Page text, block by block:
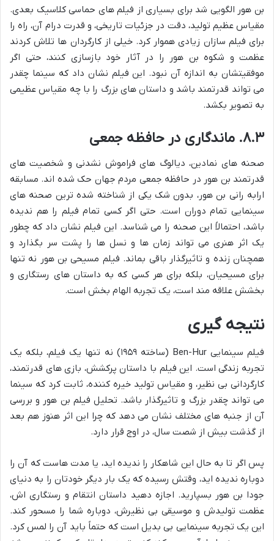
بن هور الگویی شد برای بسیاری از فیلم های حماسی کلاسیک بعدی.
مقیاس عظیم تولید، دقت در جزئیات تاریخی، و قدرت درام آن، راه را
برای فیلم سازان زیادی هموار کرد. خیلی از کارگردان ها تلاش کردند
عظمت و شکوه بن هور را در آثار خود بازسازی کنند، حتی اگر
موفقیتشان به اندازه آن نبود. این فیلم نشان داد که سینما چقدر
می تواند قدرتمند باشد و داستان های بزرگ را با چه مقیاس عظیمی
به تصویر بکشد.
۸.۳. ماندگاری در حافظه جمعی
صحنه های نمادین، دیالوگ های فراموش نشدنی و شخصیت های
قدرتمند بن هور در حافظه جمعی مردم جهان حک شده اند. مسابقه
ارابه رانی بن هور، بدون شک یکی از شناخته شده ترین صحنه های
سینمایی تمام دوران است. حتی اگر کسی تمام فیلم را هم ندیده
باشد، احتمالاً این صحنه را می شناسد. این فیلم نشان داد که چطور
یک اثر هنری می تواند زمان ها و نسل ها را پشت سر بگذارد و
همچنان زنده و تاثیرگذار باقی بماند. فیلم مسیحی بن هور نه تنها
برای مسیحیان، بلکه برای هر کسی که به داستان های رستگاری و
بخشش علاقه مند است، یک تجربه الهام بخش است.
نتیجه گیری
فیلم سینمایی Ben-Hur (ساخته ۱۹۵۹) نه تنها یک فیلم، بلکه یک
تجربه زندگی است. این فیلم با داستان پرکشش، بازی های قدرتمند،
کارگردانی بی نظیر، و مقیاس تولید خیره کننده، ثابت کرد که سینما
می تواند چقدر بزرگ و تاثیرگذار باشد. تحلیل فیلم بن هور و بررسی
آن از جنبه های مختلف نشان می دهد که چرا این اثر هنوز هم بعد
از گذشت بیش از شصت سال، در اوج قرار دارد.
پس اگر تا به حال این شاهکار را ندیده اید، یا مدت هاست که آن را
دوباره ندیده اید، وقتش رسیده که یک بار دیگر خودتان را به دنیای
جودا بن هور بسپارید. اجازه دهید داستان انتقام و رستگاری اش،
عظمت تولیدش و موسیقی بی نظیرش، دوباره شما را مسحور کند.
این یک تجربه سینمایی بی بدیل است که حتماً باید آن را لمس کرد.